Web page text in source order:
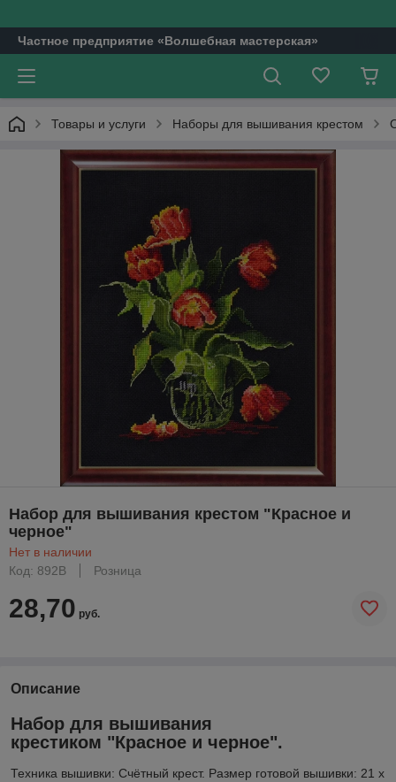
Частное предприятие «Волшебная мастерская»
Товары и услуги Наборы для вышивания крестом
Набор для вышивания крестом "Красное и
черное"
Нет в наличии
Код: 892В
Розница
28,70 руб.
Описание
Набор для вышивания
крестиком "Красное и черное".
Техника вышивки: Счётный крест. Размер готовой вышивки: 21 х